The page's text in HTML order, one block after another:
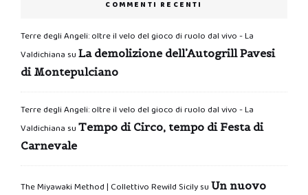
COMMENTI RECENTI
Terre degli Angeli: oltre il velo del gioco di ruolo dal vivo - La
Valdichiana su La demolizione dell’Autogrill Pavesi
di Montepulciano
Terre degli Angeli: oltre il velo del gioco di ruolo dal vivo - La
Valdichiana su Tempo di Circo, tempo di Festa di
Carnevale
The Miyawaki Method | Collettivo Rewild Sicilysu Un nuovo